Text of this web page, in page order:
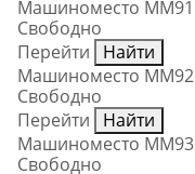
Машиноместо ММ91
Свободно
Перейти
Найти
Машиноместо ММ92
Свободно
Перейти
Найти
Машиноместо ММ93
Свободно